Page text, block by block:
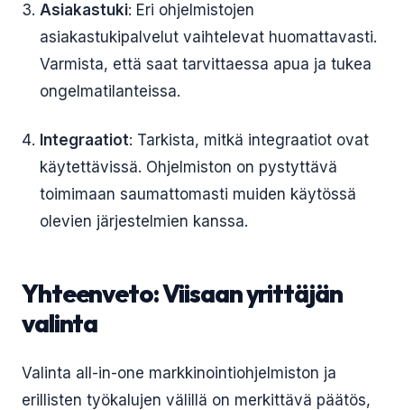
Asiakastuki: Eri ohjelmistojen
asiakastukipalvelut vaihtelevat huomattavasti.
Varmista, että saat tarvittaessa apua ja tukea
ongelmatilanteissa.
Integraatiot: Tarkista, mitkä integraatiot ovat
käytettävissä. Ohjelmiston on pystyttävä
toimimaan saumattomasti muiden käytössä
olevien järjestelmien kanssa.
Yhteenveto: Viisaan yrittäjän
valinta
Valinta all-in-one markkinointiohjelmiston ja
erillisten työkalujen välillä on merkittävä päätös,